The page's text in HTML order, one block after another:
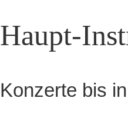
Haupt-
Konzerte bis